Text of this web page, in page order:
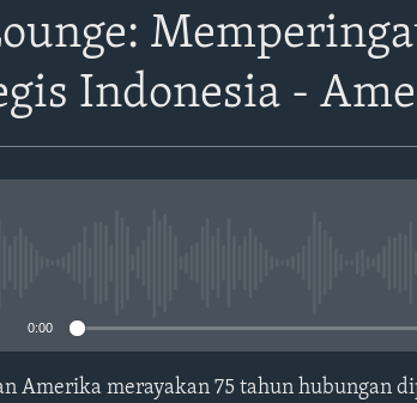
Indonesia -
0:00
Amerika merayakan 75 tahun hubungan